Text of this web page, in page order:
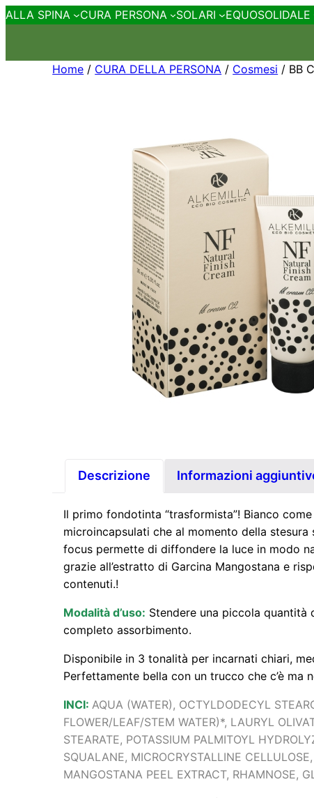
ALLA SPINA CURA PERSONA SOLARI EQUOSOLIDALE
Home / CURA DELLA PERSONA / Cosmesi / BB
Descrizione Informazioni
Il primo fondotinta “trasformista”! Bianco
microincapsulati che al momento della
focus permette di diffondere la luce in modo
grazie all’estratto di Garcina Mangostana e
contenuti.!
Modalità d’uso: Stendere una piccola
completo assorbimento.
Disponibile in 3 tonalità per incarnati chiari,
Perfettamente bella con un trucco che c’è ma
INCI:AQUA (WATER), OCTYLDODECYL
FLOWER/LEAF/STEM WATER)*, LAURYL
STEARATE, POTASSIUM PALMITOYL
SQUALANE, MICROCRYSTALLINE
MANGOSTANA PEEL EXTRACT, RHAMNOSE,